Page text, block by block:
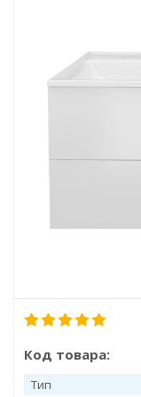
Код товара:
Тип